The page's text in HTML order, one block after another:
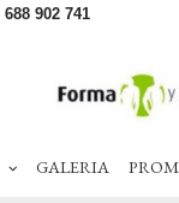
688 902 741
GALERIA